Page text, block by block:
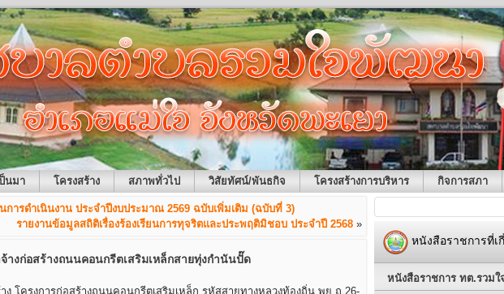
นมา โครงสร้าง สภาพทั่วไป วิสัยทัศน์/พันธกิจ โครงสร้างการบริหาร กิจการสภา
การดำเนินงาน ประจำปีงบประมาณ 2569 ฉบับเพิ่มเติม (ฉบับที่ 3)
รายงานข้อมูลสถิติเรื่องร้องเรียนการทุจริตและประพฤติมิชอบ ประจำปี 2568 »
างก่อสร้างถนนคอนกรีตเสริมเหล็กสายทุ่งกำนันปั๊ด
ง โครงการก่อสร้างถนนคอนกรีตเสริมเหล็ก รหัสสายทางหลวงท้องถิ่น พย.ถ.26-
หนังสือราชการที่เ
หนังสือราชการ ทต.รวม